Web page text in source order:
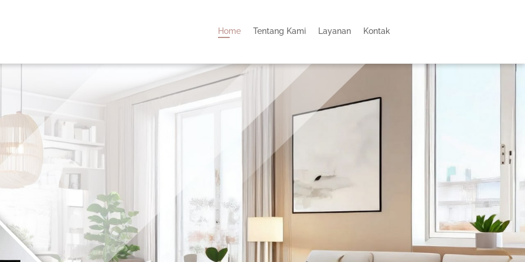
Home Tentang Kami Layanan Kontak